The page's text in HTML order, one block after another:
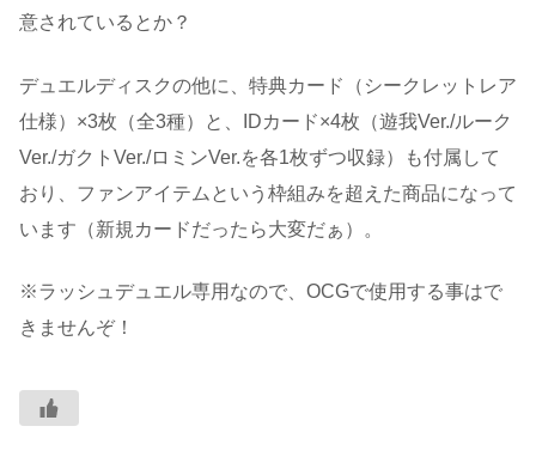
意されているとか？
デュエルディスクの他に、特典カード（シークレットレア
仕様）×3枚（全3種）と、IDカード×4枚（遊我Ver./ルーク
Ver./ガクトVer./ロミンVer.を各1枚ずつ収録）も付属して
おり、ファンアイテムという枠組みを超えた商品になって
います（新規カードだったら大変だぁ）。
※ラッシュデュエル専用なので、OCGで使用する事はで
きませんぞ！